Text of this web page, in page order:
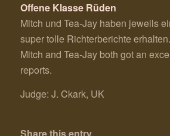
Offene Klasse Rüden
Mitch und Tea-Jay haben jeweils
super tolle Richterberichte erhalten.
Mitch and Tea-Jay both got an
reports.
Judge: J. Ckark, UK
Share this entry